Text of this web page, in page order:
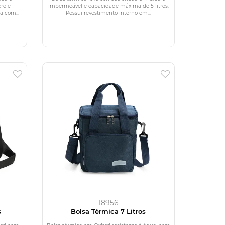
e
com...
impermeável e capacidade máxima de 5 litros.
Possui revestimento interno em...
18956
Bolsa Térmica 7 Litros